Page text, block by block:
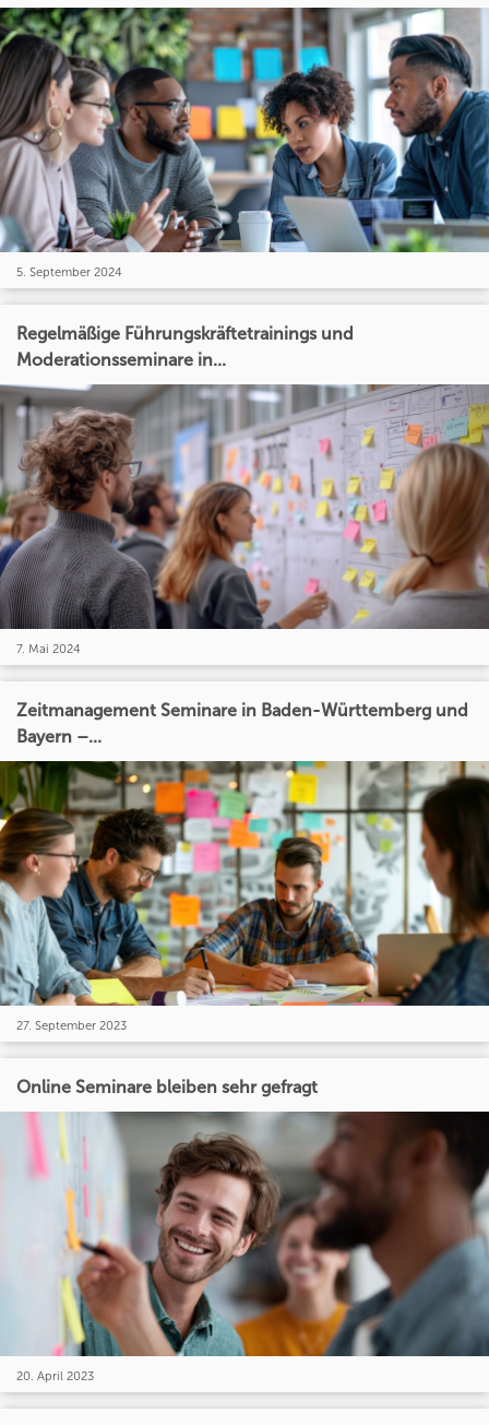
5. September 2024
Regelmäßige Führungskräftetrainings und
Moderationsseminare in...
7. Mai 2024
Zeitmanagement Seminare in Baden-Württemberg und
Bayern –...
27. September 2023
Online Seminare bleiben sehr gefragt
20. April 2023